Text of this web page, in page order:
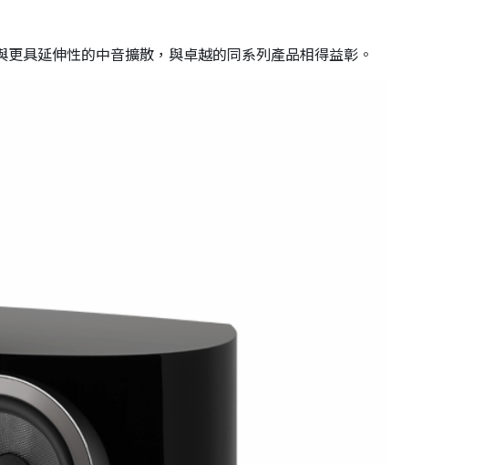
具延伸性的中音擴散，與卓越的同系列產品相得益彰。